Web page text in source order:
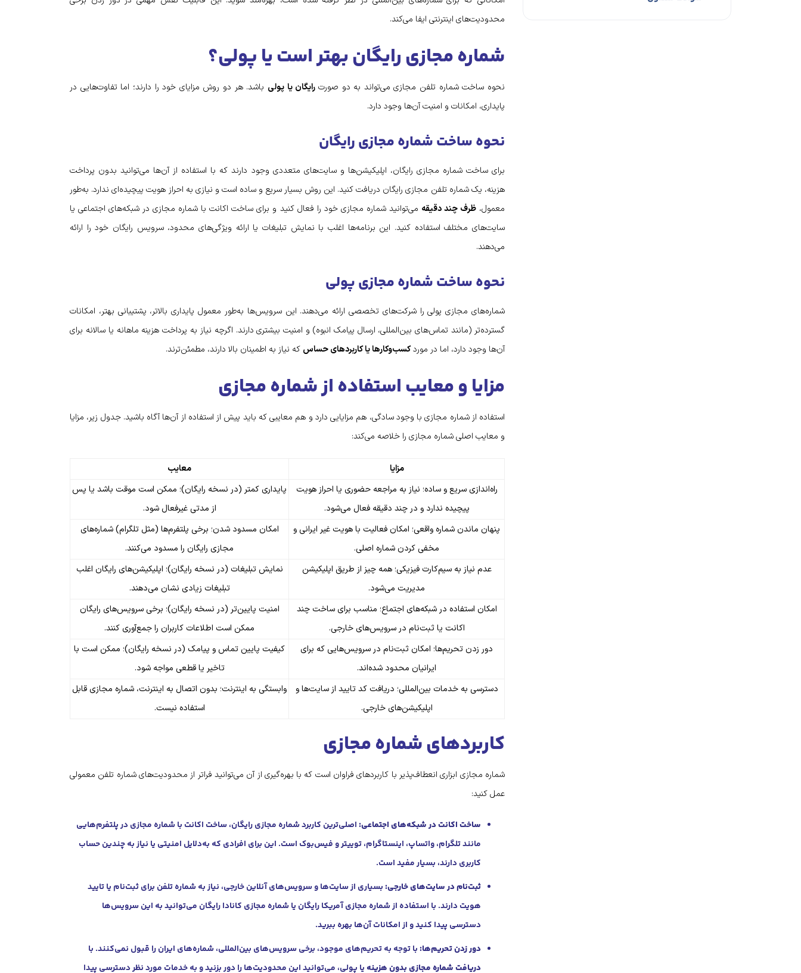
محدودیت‌های اینترنتی ایفا می‌کند.
شماره مجازی رایگان بهتر است یا پولی؟
نحوه ساخت شماره تلفن مجازی می‌تواند به دو صورت رایگان یا پولی باشد. هر دو روش مزایای خود را دارند؛ اما تفاوت‌هایی در
پایداری، امکانات و امنیت آن‌ها وجود دارد.
نحوه ساخت شماره مجازی رایگان
برای ساخت شماره مجازی رایگان، اپلیکیشن‌ها و سایت‌های متعددی وجود دارند که با استفاده از آن‌ها می‌توانید بدون پرداخت
هزینه، یک شماره تلفن مجازی رایگان دریافت کنید. این روش بسیار سریع و ساده است و نیازی به احراز هویت پیچیده‌ای ندارد. به‌طور
معمول،ظرف چند دقیقه می‌توانید شماره مجازی خود را فعال کنید و برای ساخت اکانت با شماره مجازی در شبکه‌های اجتماعی یا
سایت‌های مختلف استفاده کنید. این برنامه‌ها اغلب با نمایش تبلیغات یا ارائه ویژگی‌های محدود، سرویس رایگان خود را ارائه
می‌دهند.
نحوه ساخت شماره مجازی پولی
شماره‌های مجازی پولی را شرکت‌های تخصصی ارائه می‌دهند. این سرویس‌ها به‌طور معمول پایداری بالاتر، پشتیبانی بهتر، امکانات
گسترده‌تر (مانند تماس‌های بین‌المللی، ارسال پیامک انبوه) و امنیت بیشتری دارند. اگرچه نیاز به پرداخت هزینه ماهانه یا سالانه برای
آن‌ها وجود دارد، اما در موردکسب‌وکارها یا کاربردهای حساس که نیاز به اطمینان بالا دارند، مطمئن‌ترند.
مزایا و معایب استفاده از شماره مجازی
استفاده از شماره مجازی با وجود سادگی، هم مزایایی دارد و هم معایبی که باید پیش از استفاده از آن‌ها آگاه باشید. جدول زیر، مزایا
و معایب اصلی شماره مجازی را خلاصه می‌کند:
مزایا
معایب
راه‌اندازی سریع و ساده؛ نیاز به مراجعه حضوری یا احراز هویت
پیچیده ندارد و در چند دقیقه فعال می‌شود.
پایداری کمتر (در نسخه رایگان)؛ ممکن است موقت باشد یا پس
از مدتی غیرفعال شود.
پنهان ماندن شماره واقعی؛ امکان فعالیت با هویت غیر ایرانی و
مخفی کردن شماره اصلی.
امکان مسدود شدن؛ برخی پلتفرم‌ها (مثل تلگرام) شماره‌های
مجازی رایگان را مسدود می‌کنند.
عدم نیاز به سیم‌کارت فیزیکی؛ همه چیز از طریق اپلیکیشن
مدیریت می‌شود.
نمایش تبلیغات (در نسخه رایگان)؛ اپلیکیشن‌های رایگان اغلب
تبلیغات زیادی نشان می‌دهند.
امکان استفاده در شبکه‌های اجتماع؛ مناسب برای ساخت چند
اکانت یا ثبت‌نام در سرویس‌های خارجی.
امنیت پایین‌تر (در نسخه رایگان)؛ برخی سرویس‌های رایگان
ممکن است اطلاعات کاربران را جمع‌آوری کنند.
دور زدن تحریم‌ها؛ امکان ثبت‌نام در سرویس‌هایی که برای
ایرانیان محدود شده‌اند.
کیفیت پایین تماس و پیامک (در نسخه رایگان)؛ ممکن است با
تاخیر یا قطعی مواجه شود.
دسترسی به خدمات بین‌المللی؛ دریافت کد تایید از سایت‌ها و
اپلیکیشن‌های خارجی.
وابستگی به اینترنت؛ بدون اتصال به اینترنت، شماره مجازی قابل
استفاده نیست.
کاربردهای شماره مجازی
شماره مجازی ابزاری انعطاف‌پذیر با کاربردهای فراوان است که با بهره‌گیری از آن می‌توانید فراتر از محدودیت‌های شماره تلفن معمولی
عمل کنید:
ساخت اکانت در شبکه‌های اجتماعی:اصلی‌ترین کاربرد شماره مجازی رایگان، ساخت اکانت با شماره مجازی در پلتفرم‌هایی
مانند تلگرام، واتساپ، اینستاگرام، توییتر و فیس‌بوک است. این برای افرادی که به‌دلایل امنیتی یا نیاز به چندین حساب
کاربری دارند، بسیار مفید است.
ثبت‌نام در سایت‌های خارجی:بسیاری از سایت‌ها و سرویس‌های آنلاین خارجی، نیاز به شماره تلفن برای ثبت‌نام یا تایید
هویت دارند. با استفاده از شماره مجازی آمریکا رایگان یا شماره مجازی کانادا رایگان می‌توانید به این سرویس‌ها
دسترسی پیدا کنید و از امکانات آن‌ها بهره ببرید.
دور زدن تحریم‌ها:با توجه به تحریم‌های موجود، برخی سرویس‌های بین‌المللی، شماره‌های ایران را قبول نمی‌کنند. با
دریافت شماره مجازی بدون هزینهیا پولی، می‌توانید این محدودیت‌ها را دور بزنید و به خدمات مورد نظر دسترسی پیدا